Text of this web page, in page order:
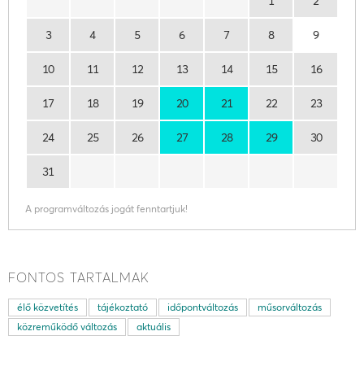
3 4 5 6 7 8 9
10 11 12 13 14 15 16
17 18 19 20 21 22 23
24 25 26 27 28 29 30
31
A programváltozás jogát fenntartjuk!
FONTOS TARTALMAK
élő közvetítés tájékoztató időpontváltozás
műsorváltozás
közreműködő változás
aktuális